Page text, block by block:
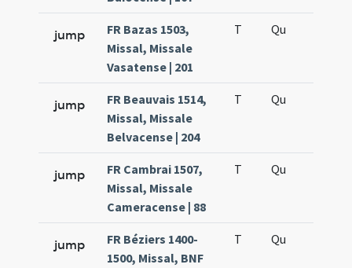
jump
FR Bazas 1503,
Missal, Missale
Vasatense | 201
T Qu
jump
FR Beauvais 1514,
Missal, Missale
Belvacense | 204
T Qu
jump
FR Cambrai 1507,
Missal, Missale
Cameracense | 88
T Qu
jump
FR Béziers 1400-
1500, Missal, BNF
T Qu